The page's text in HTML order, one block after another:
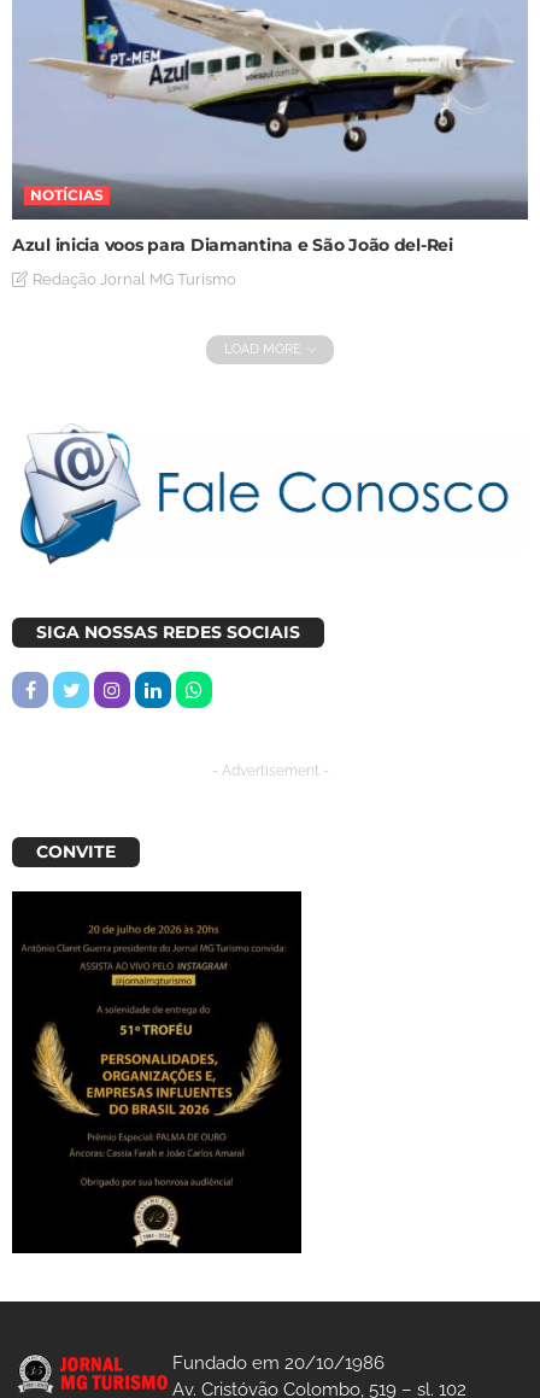
NOTÍCIAS
Azul inicia voos para Diamantina e São João del-Rei
Redação Jornal MG Turismo
LOAD MORE
SIGA NOSSAS REDES SOCIAIS
- Advertisement -
CONVITE
Fundado em 20/10/1986
Av. Cristóvão Colombo, 519 – sl. 102